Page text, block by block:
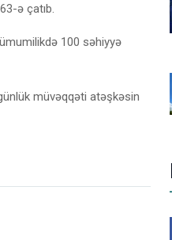
ə çatıb.
100 səhiyyə
müvəqqəti atəşkəsin